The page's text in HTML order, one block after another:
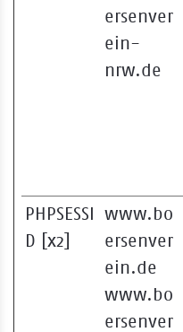
ersenver
ein-
nrw.de
PHPSESSI
D [x2]
www.bo
ersenver
ein.de
www.bo
ersenver